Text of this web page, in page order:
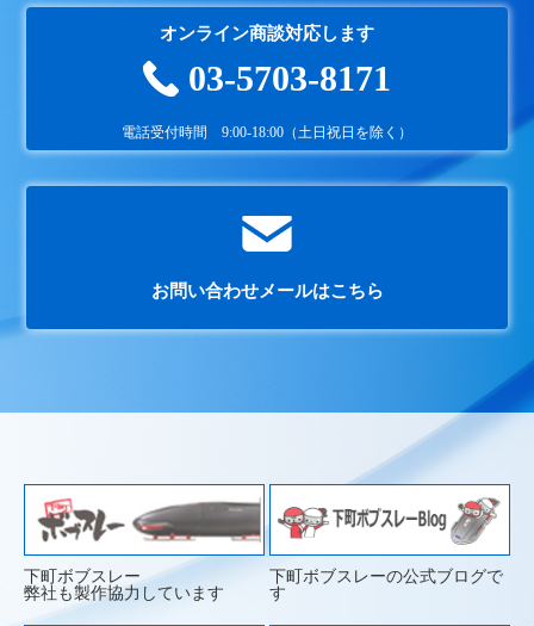
オンライン商談対応します
03-5703-8171
電話受付時間 9:00-18:00（土日祝日を除く）
お問い合わせメールはこちら
下町ボブスレー
弊社も製作協力しています
下町ボブスレーの公式ブログで
す